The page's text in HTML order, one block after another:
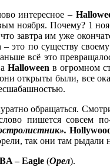
интересное –
ноября. Почему? 1
завтра им уже
– это по существу
всё это
Halloween в огромном
открыты были, все
обращаться.
пишется совсем
так они там рыдали
– Eagle (Орел).